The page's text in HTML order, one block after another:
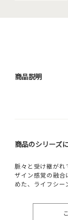
商品説明
商品のシリーズ
脈々と受け継がれ
ザイン感覚の融合
めた、ライフシー